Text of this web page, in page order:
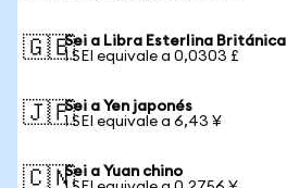
🇬🇧Sei a Libra Esterlina Británica
1 SEI equivale a 0,0303 £
🇯🇵Sei a Yen japonés
1 SEI equivale a 6,43 ¥
🇨🇳Sei a Yuan chino